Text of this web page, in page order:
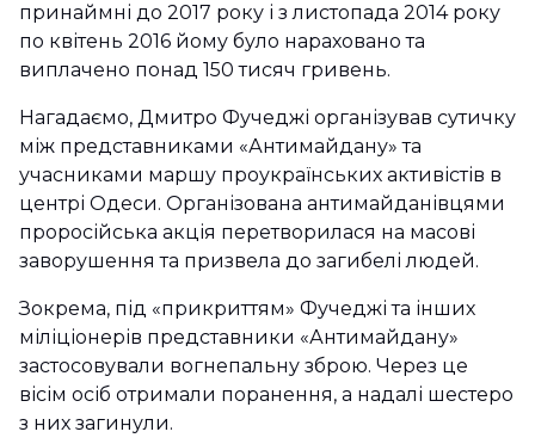
принаймні до 2017 року і з листопада 2014 року
по квітень 2016 йому було нараховано та
виплачено понад 150 тисяч гривень.
Нагадаємо, Дмитро Фучеджі організував сутичку
між представниками «Антимайдану» та
учасниками маршу проукраїнських активістів в
центрі Одеси. Організована антимайданівцями
проросійська акція перетворилася на масові
заворушення та призвела до загибелі людей.
Зокрема, під «прикриттям» Фучеджі та інших
міліціонерів представники «Антимайдану»
застосовували вогнепальну зброю. Через це
вісім осіб отримали поранення, а надалі шестеро
з них загинули.